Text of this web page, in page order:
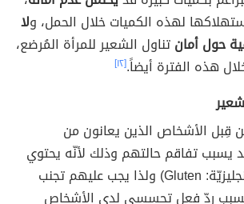
لهذه الكميات خلال الحمل، ولا
حول أمانتناول الشعير للمرأة المُرضع،
هذه الفترة أيضاً.[١٢]
قِبل الأشخاص الذين يعانون من
يسبب تفاقم حالتهم وذلك لأنّه يحتوي
على الجلوتين (بالإنجليزيّة: Gluten) ولذا يجب عليهم تجنب
يسبب ردّ فعلٍ تحسسي لدى الأشخاص